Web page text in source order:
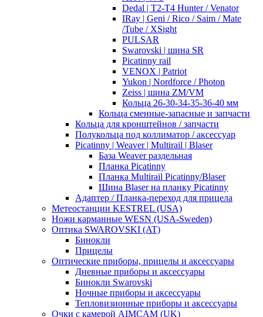
Dedal | T2-T4 Hunter / Venator
IRay | Geni / Rico / Saim / Mate
/Tube / XSight
PULSAR
Swarovski | шина SR
Picatinny rail
VENOX | Patriot
Yukon | Nordforce / Photon
Zeiss | шина ZM/VM
Кольца 26-30-34-35-36-40 мм
Кольца сменные-запасные и запчасти
Кольца для кронштейнов / запчасти
Полукольца под коллиматор / аксессуар
Picatinny | Weaver | Multirail | Blaser
База Weaver раздельная
Планка Picatinny
Планка Multirail Picatinny/Blaser
Шина Blaser на планку Picatinny
Адаптер / Планка-переход для прицела
Метеостанции KESTREL (USA)
Ножи карманные WESN (USA-Sweden)
Оптика SWAROVSKI (AT)
Бинокли
Прицелы
Оптические приборы, прицелы и аксессуары
Дневные приборы и аксессуары
Бинокли Swarovski
Ночные приборы и аксессуары
Тепловизионные приборы и аксессуары
Очки с камерой AIMCAM (UK)